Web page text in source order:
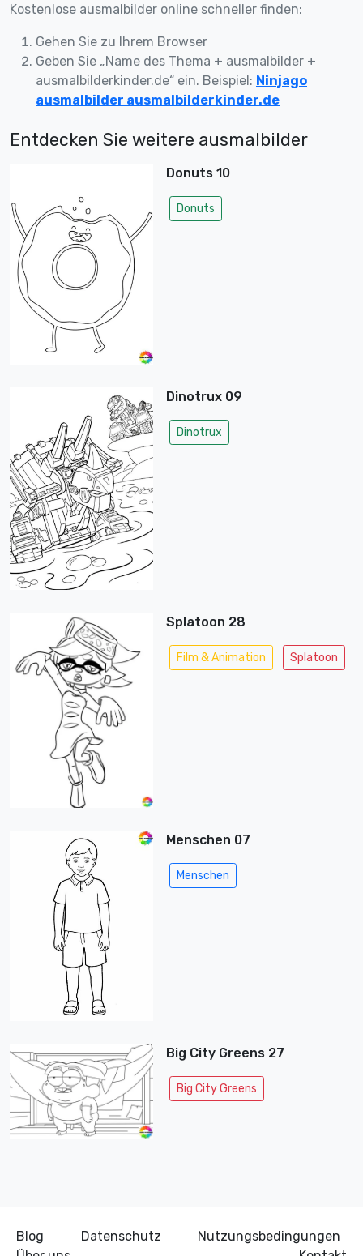
Kostenlose ausmalbilder online schneller finden:
Gehen Sie zu Ihrem Browser
Geben Sie „Name des Thema + ausmalbilder +
ausmalbilderkinder.de“ ein. Beispiel: Ninjago
ausmalbilder ausmalbilderkinder.de
Entdecken Sie weitere ausmalbilder
Donuts 10
Donuts
Dinotrux 09
Dinotrux
Splatoon 28
Film & Animation Splatoon
Menschen 07
Menschen
Big City Greens 27
Big City Greens
Blog Datenschutz
Nutzungsbedingungen